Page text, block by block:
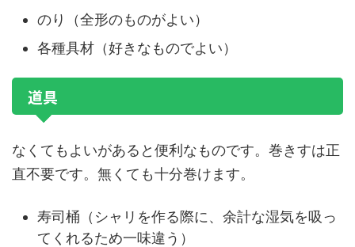
のり（全形のものがよい）
各種具材（好きなものでよい）
道具
なくてもよいがあると便利なものです。巻きすは正
直不要です。無くても十分巻けます。
寿司桶（シャリを作る際に、余計な湿気を吸っ
てくれるため一味違う）